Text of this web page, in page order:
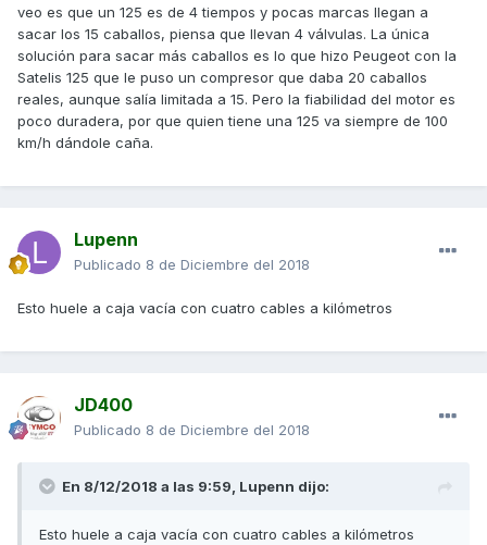
veo es que un 125 es de 4 tiempos y pocas marcas llegan a
sacar los 15 caballos, piensa que llevan 4 válvulas. La única
solución para sacar más caballos es lo que hizo Peugeot con la
Satelis 125 que le puso un compresor que daba 20 caballos
reales, aunque salía limitada a 15. Pero la fiabilidad del motor es
poco duradera, por que quien tiene una 125 va siempre de 100
km/h dándole caña.
Lupenn
Publicado 8 de Diciembre del 2018
Esto huele a caja vacía con cuatro cables a kilómetros
JD400
Publicado 8 de Diciembre del 2018
En 8/12/2018 a las 9:59, Lupenn dijo:
Esto huele a caja vacía con cuatro cables a kilómetros